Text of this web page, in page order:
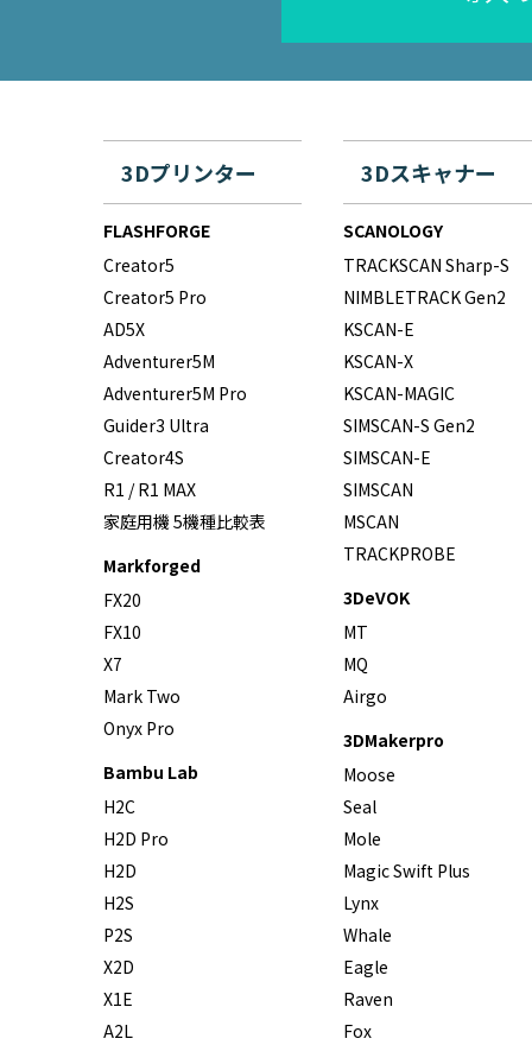
3Dプリンター
FLASHFORGE
Creator5
Creator5 Pro
AD5X
Adventurer5M
Adventurer5M Pro
Guider3 Ultra
Creator4S
R1 / R1 MAX
家庭用機 5機種比較表
Markforged
FX20
FX10
X7
Mark Two
Onyx Pro
Bambu Lab
H2C
H2D Pro
H2D
H2S
P2S
X2D
X1E
A2L
3Dスキャナー
SCANOLOGY
TRACKSCAN Sharp-S
NIMBLETRACK Gen2
KSCAN-E
KSCAN-X
KSCAN-MAGIC
SIMSCAN-S Gen2
SIMSCAN-E
SIMSCAN
MSCAN
TRACKPROBE
3DeVOK
MT
MQ
Airgo
3DMakerpro
Moose
Seal
Mole
Magic Swift Plus
Lynx
Whale
Eagle
Raven
Fox